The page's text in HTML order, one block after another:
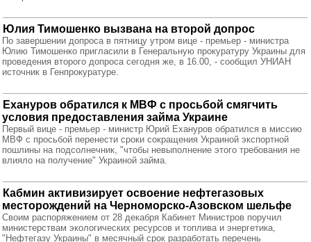
Юлия Тимошенко вызвана на второй допрос
По завершении допроса в пятницу утром вице - премьер - министра
Юлию Тимошенко пригласили в Генеральную прокуратуру Украины для
проведения второго допроса сегодня же, в 16.00, - сообщил УНИАН
источник в Генпрокуратуре.
Ехануров обратился к МВФ с просьбой смягчить
условия предоставления займа Украине
Первый вице - премьер - министр Юрий Ехануров обратился в миссию
МВФ с просьбой перенести сроки сокращения Украиной экспортной
пошлины на подсолнечник, "чтобы невыполнение этого требования не
влияло на получение" Украиной займа.
Кабмин активизирует освоение нефтегазовых
месторождений на Черноморско-Азовском шельфе
Своим распоряжением от 28 декабря Кабинет Министров поручил
министерствам экологических ресурсов и топлива и энергетика,
"Нефтегазу Украины" в месячный срок разработать перечень